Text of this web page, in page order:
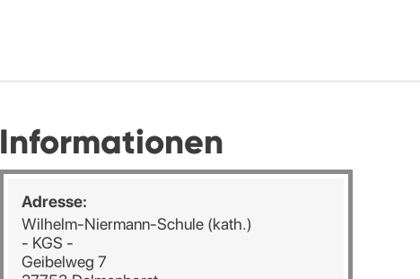
Informationen
Adresse:
Wilhelm-Niermann-Schule (kath.)
- KGS -
Geibelweg 7